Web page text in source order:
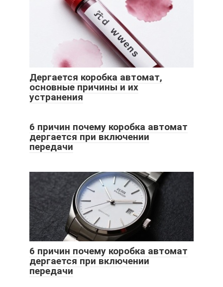
Дергается коробка автомат,
основные причины и их
устранения
6 причин почему коробка автомат
дергается при включении
передачи
6 причин почему коробка автомат
дергается при включении
передачи